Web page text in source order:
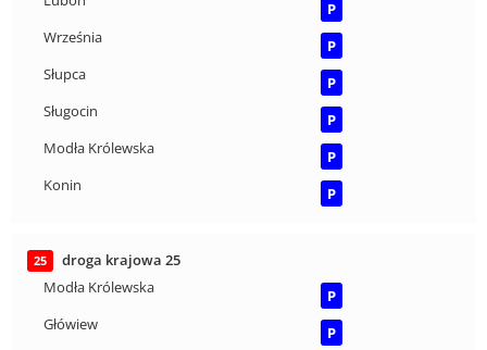
P
Września
P
Słupca
P
Sługocin
P
Modła Królewska
P
Konin
P
25
droga krajowa 25
Modła Królewska
P
Główiew
P